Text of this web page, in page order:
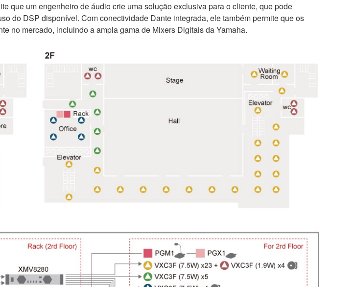
que um engenheiro de áudio crie uma solução exclusiva para o cliente, que pode
do DSP disponível. Com conectividade Dante integrada, ele também permite que os
no mercado, incluindo a ampla gama de Mixers Digitais da Yamaha.